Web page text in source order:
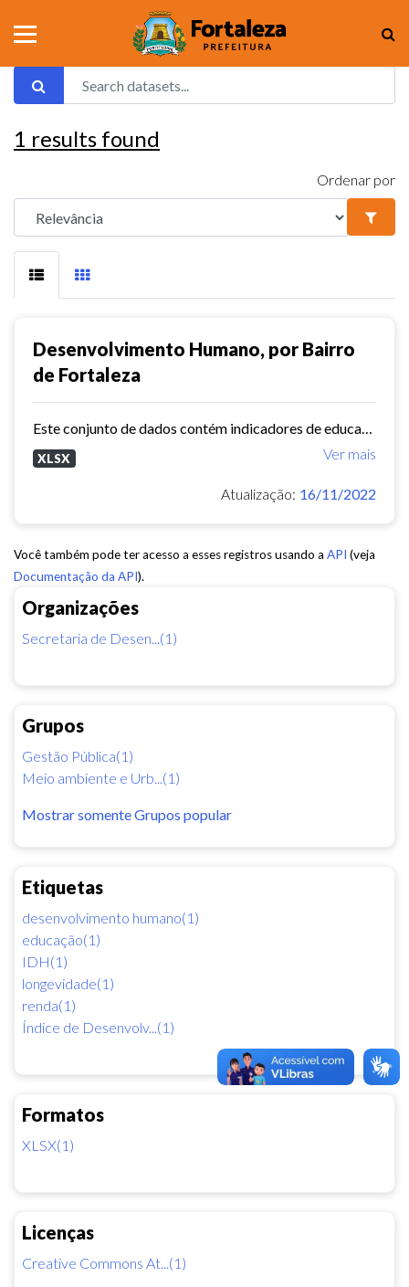
Organizações
Secretaria de Desen...(1)
Grupos
Gestão Pública(1)
Meio ambiente e Urb...(1)
Mostrar somente Grupos popular
Etiquetas
desenvolvimento humano(1)
educação(1)
IDH(1)
longevidade(1)
renda(1)
Índice de Desenvolv...(1)
Formatos
XLSX(1)
Licenças
Creative Commons At...(1)
1 results found
Ordenar por
Desenvolvimento Humano, por Bairro
de Fortaleza
Ver mais
XLSX
Atualização: 16/11/2022
Você também pode ter acesso a esses registros usando a API (veja
Documentação da API).